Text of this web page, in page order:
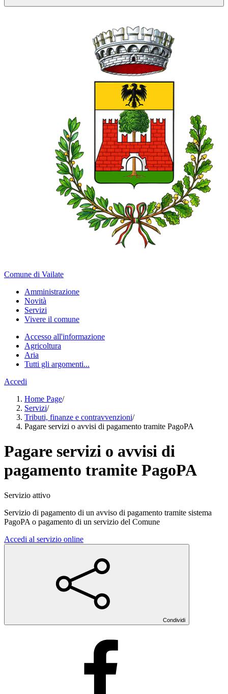
Comune di Vailate
Amministrazione
Novità
Servizi
Vivere il comune
Accesso all'informazione
Agricoltura
Aria
Tutti gli argomenti...
Accedi
Home Page/
Servizi/
Tributi, finanze e contravvenzioni/
Pagare servizi o avvisi di pagamento tramite PagoPA
Pagare servizi o avvisi di
pagamento tramite PagoPA
Servizio attivo
Servizio di pagamento di un avviso di pagamento tramite sistema
PagoPA o pagamento di un servizio del Comune
Accedi al servizio online
Condividi